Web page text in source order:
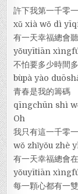
許下我第一千零
xǔ xià wǒ dì
有一天幸福總會
yǒuyītiān
不怕要多少時間
bùpà yào
青春是我的籌碼
qīngchūn shì
Oh
我只有這一千零
wǒ zhǐyǒu zhè
有一天幸福總會
yǒuyītiān
每一顆心都有一